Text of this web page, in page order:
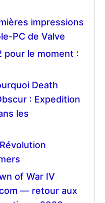
impressions
PC de Valve
pour le moment :
Death
: Expedition
les
of War IV
— retour aux